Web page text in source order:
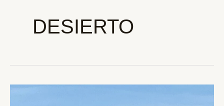
DESIERTO